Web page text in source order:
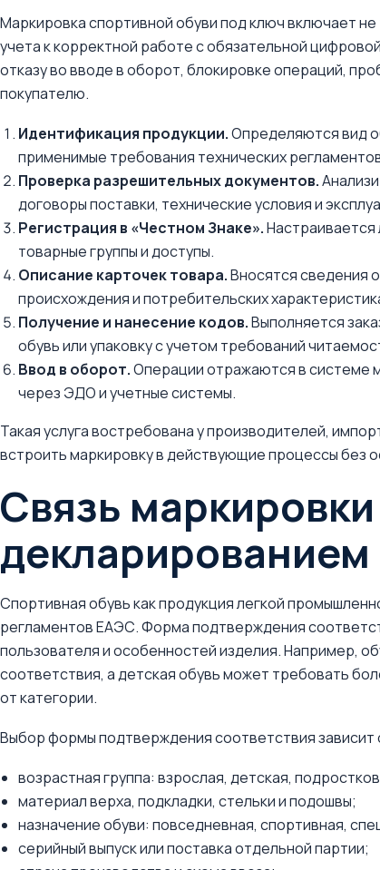
Маркировка спортивной обуви под ключ включает
учета к корректной работе с обязательной
отказу во вводе в оборот, блокировке операций,
покупателю.
Идентификация продукции.Определяются вид
применимые требования технических
Проверка разрешительных документов.
договоры поставки, технические условия и
Регистрация в «Честном Знаке».Настраивается
товарные группы и доступы.
Описание карточек товара.Вносятся сведения
происхождения и потребительских
Получение и нанесение кодов.Выполняется
обувь или упаковку с учетом требований
Ввод в оборот.Операции отражаются в системе
через ЭДО и учетные системы.
Такая услуга востребована у производителей,
встроить маркировку в действующие процессы без
Связь
декларированием
Спортивная обувь как продукция легкой
регламентов ЕАЭС. Форма подтверждения
пользователя и особенностей изделия. Например,
соответствия, а детская обувь может требовать
от категории.
Выбор формы подтверждения соответствия
возрастная группа: взрослая, детская,
материал верха, подкладки, стельки и подошвы;
назначение обуви: повседневная, спортивная,
серийный выпуск или поставка отдельной партии;